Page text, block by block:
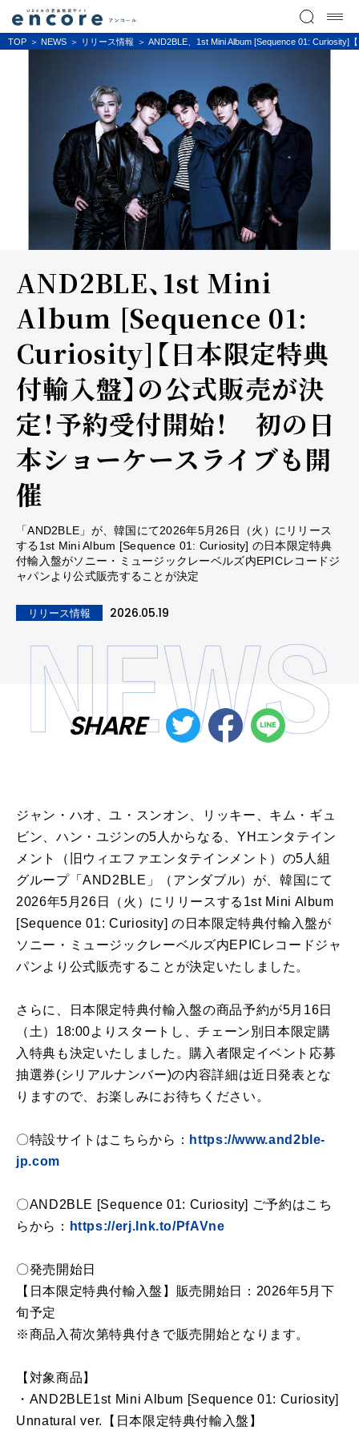
TOP NEWS リリース情報 AND2BLE、1st Mini Album [Sequence 01:
AND2BLE、1st Mini
Album [Sequence 01:
Curiosity]【日本限定特典
付輸入盤】の公式販売が決
定！予約受付開始！ 初の日
本ショーケースライブも開
催
「AND2BLE」が、韓国にて2026年5月26日（火）にリリース
する1st Mini Album [Sequence 01: Curiosity] の日本限定特典
付輸入盤がソニー・ミュージックレーベルズ内EPICレコードジ
ャパンより公式販売することが決定
リリース情報 2026.05.19
SHARE
ジャン・ハオ、ユ・スンオン、リッキー、キム・ギュ
ビン、ハン・ユジンの5人からなる、YHエンタテイン
メント（旧ウィエファエンタテインメント）の5人組
グループ「AND2BLE」（アンダブル）が、韓国にて
2026年5月26日（火）にリリースする1st Mini Album
[Sequence 01: Curiosity] の日本限定特典付輸入盤が
ソニー・ミュージックレーベルズ内EPICレコードジャ
パンより公式販売することが決定いたしました。
さらに、日本限定特典付輸入盤の商品予約が5月16日
（土）18:00よりスタートし、チェーン別日本限定購
入特典も決定いたしました。購入者限定イベント応募
抽選券(シリアルナンバー)の内容詳細は近日発表とな
りますので、お楽しみにお待ちください。
〇特設サイトはこちらから： https://www.and2ble-
jp.com
〇AND2BLE [Sequence 01: Curiosity] ご予約はこち
らから：
https://erj.lnk.to/PfAVne
〇発売開始日
【日本限定特典付輸入盤】販売開始日：2026年5月下
旬予定
※商品入荷次第特典付きで販売開始となります。
【対象商品】
・AND2BLE1st Mini Album [Sequence 01: Curiosity]
Unnatural ver.【日本限定特典付輸入盤】